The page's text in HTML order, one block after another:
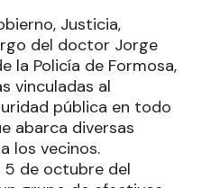
Justicia,
del doctor Jorge
la Policía de Formosa,
vinculadas al
pública en todo
abarca diversas
los vecinos.
5 de octubre del